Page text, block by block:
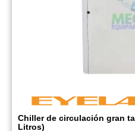
Chiller de circulación gran
Litros)